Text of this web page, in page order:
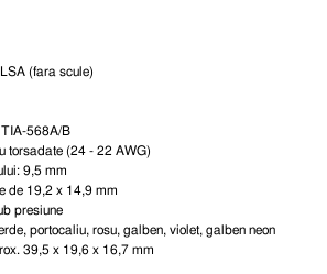
(fara scule)
TIA-568A/B
torsadate (24 - 22 AWG)
9,5 mm
de 19,2 x 14,9 mm
presiune
portocaliu, rosu, galben, violet, galben neon
39,5 x 19,6 x 16,7 mm